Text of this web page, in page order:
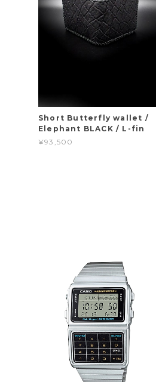
Short Butterfly wallet /
Elephant BLACK / L-fin
¥93,500